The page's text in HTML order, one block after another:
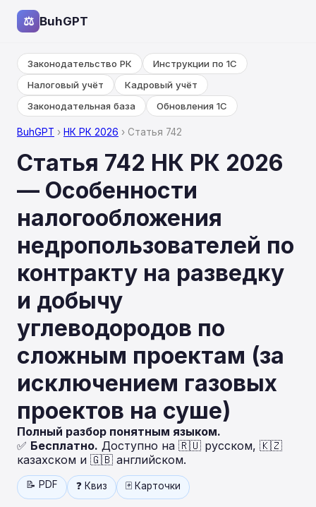
⚖ BuhGPT
Законодательство РК
Инструкции по 1С
Налоговый учёт
Кадровый учёт
Законодательная база
Обновления 1С
BuhGPT › НК РК 2026 › Статья 742
Статья 742 НК РК 2026
— Особенности
налогообложения
недропользователей по
контракту на разведку
и добычу
углеводородов по
сложным проектам (за
исключением газовых
проектов на суше)
Полный разбор понятным языком.
✅ Бесплатно. Доступно на 🇷🇺 русском, 🇰🇿
казахском и 🇬🇧 английском.
📝 PDF ❓ Квиз 🃏 Карточки